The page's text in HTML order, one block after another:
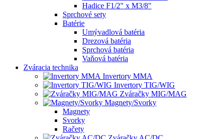
Hadice F1/2" x M3/8"
Sprchové sety
Batérie
Umývadlová batéria
Drezová batéria
Sprchová batéria
Vaňová batéria
Zváracia technika
Invertory MMA
Invertory TIG/WIG
Zváračky MIG/MAG
Magnety/Svorky
Magnety
Svorky
Račety